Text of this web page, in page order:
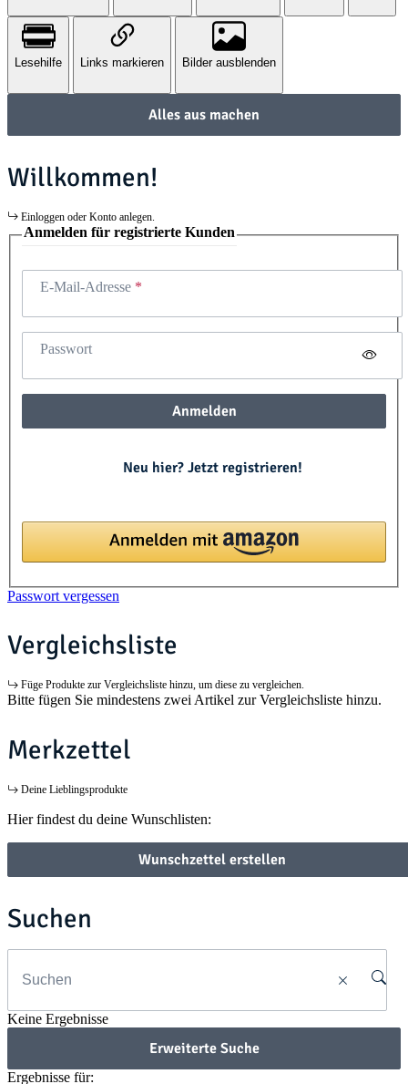
Lesehilfe Links markieren Bilder ausblenden
Alles aus machen
Willkommen!
Einloggen oder Konto anlegen.
Anmelden für registrierte Kunden
E-Mail-Adresse
Passwort
Anmelden
Neu hier? Jetzt registrieren!
Passwort vergessen
Vergleichsliste
Füge Produkte zur Vergleichsliste hinzu, um diese zu vergleichen.
Bitte fügen Sie mindestens zwei Artikel zur Vergleichsliste hinzu.
Merkzettel
Deine Lieblingsprodukte
Hier findest du deine Wunschlisten:
Wunschzettel erstellen
Suchen
Keine Ergebnisse
Erweiterte Suche
Ergebnisse für: